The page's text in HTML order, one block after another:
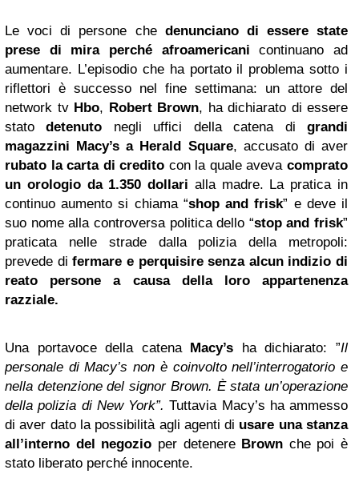
Le voci di persone che denunciano di essere state
prese di mira perché afroamericani continuano ad
aumentare. L’episodio che ha portato il problema sotto i
riflettori è successo nel fine settimana: un attore del
network tv Hbo, Robert Brown, ha dichiarato di essere
statodetenuto negli uffici della catena digrandi
magazzini Macy’s a Herald Square, accusato di aver
rubato la carta di credito con la quale avevacomprato
un orologio da 1.350 dollari alla madre. La pratica in
continuo aumento si chiama “shop and frisk” e deve il
suo nome alla controversa politica dello “stop and frisk”
praticata nelle strade dalla polizia della metropoli:
prevede difermare e perquisire senza alcun indizio di
reato persone a causa della loro appartenenza
razziale.
Una portavoce della catenaMacy’s ha dichiarato: ”Il
personale di Macy’s non è coinvolto nell’interrogatorio e
nella detenzione del signor Brown. È stata un’operazione
della polizia di New York”. Tuttavia Macy’s ha ammesso
di aver dato la possibilità agli agenti di usare una stanza
all’interno del negozio per detenere Brown che poi è
stato liberato perché innocente.